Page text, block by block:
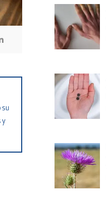
su
y